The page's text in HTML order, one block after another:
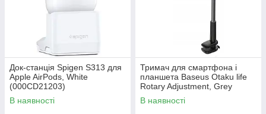
Док-станція Spigen S313 для
Apple AirPods, White
(000CD21203)
В наявності
Тримач для смартфона і
планшета Baseus Otaku life
Rotary Adjustment, Grey
(LUZQ000013)
В наявності